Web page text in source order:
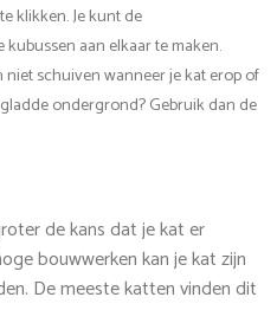
klikken. Je kunt de
aan elkaar te maken.
schuiven wanneer je kat erop of
ondergrond? Gebruik dan de
de kans dat je kat er
bouwwerken kan je kat zijn
De meeste katten vinden dit